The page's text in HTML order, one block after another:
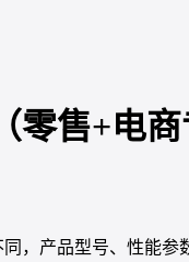
售+电商
，产品型号、性能